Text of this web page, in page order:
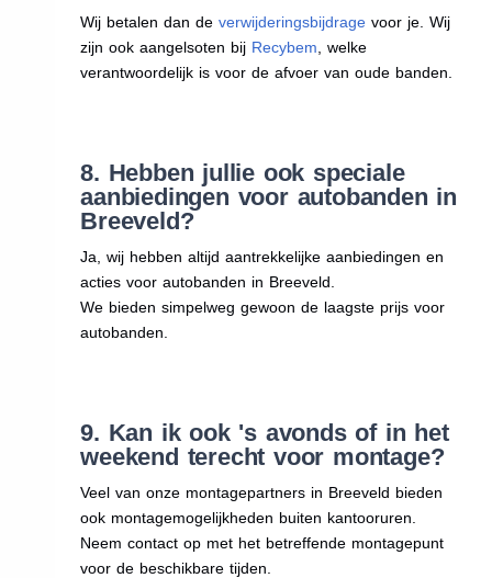
Wij betalen dan deverwijderingsbijdrage voor je. Wij
zijn ook aangelsoten bij Recybem , welke
verantwoordelijk is voor de afvoer van oude banden.
8. Hebben jullie ook speciale
aanbiedingen voor autobanden in
Breeveld?
Ja, wij hebben altijd aantrekkelijke aanbiedingen en
acties voor autobanden in Breeveld.
We bieden simpelweg gewoon de laagste prijs voor
autobanden.
9. Kan ik ook 's avonds of in het
weekend terecht voor montage?
Veel van onze montagepartners in Breeveld bieden
ook montagemogelijkheden buiten kantooruren.
Neem contact op met het betreffende montagepunt
voor de beschikbare tijden.